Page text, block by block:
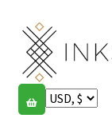
Aller
la
navigation
Aller
au
contenu
Boutique